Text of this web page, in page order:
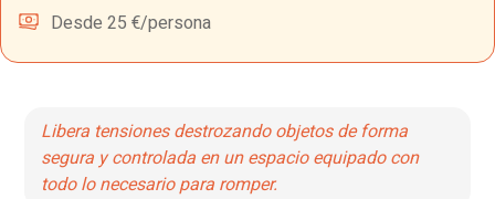
Desde 25 €/persona
Libera tensiones destrozando objetos de forma
segura y controlada en un espacio equipado con
todo lo necesario para romper.